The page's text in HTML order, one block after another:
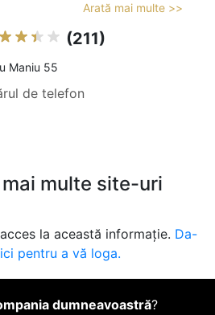
Arată mai multe >>
(211)
Maniu 55
de telefon
multe site-uri
la această informație. Da-
pentru a vă loga.
dumneavoastră?